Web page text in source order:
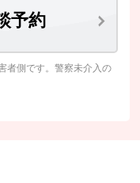
予約
者側です。警察未介入の